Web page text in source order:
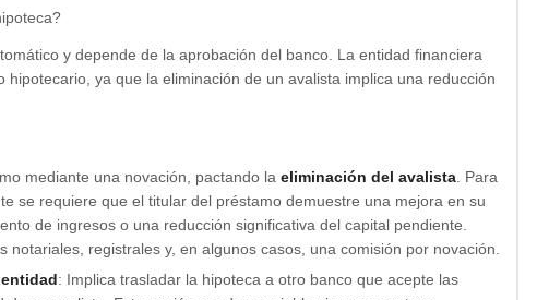
y depende de la aprobación del banco. La entidad financiera
ya que la eliminación de un avalista implica una reducción
mediante una novación, pactando la eliminación del avalista. Para
se requiere que el titular del préstamo demuestre una mejora en su
de ingresos o una reducción significativa del capital pendiente.
notariales, registrales y, en algunos casos, una comisión por novación.
: Implica trasladar la hipoteca a otro banco que acepte las